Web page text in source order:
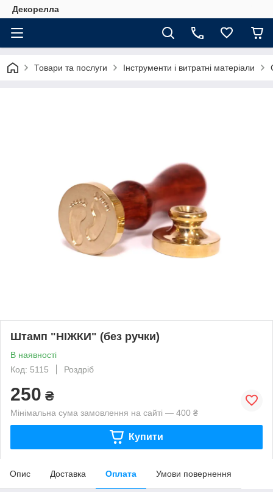
Декорелла
Товари та послуги Інструменти і витратні матеріали
Штамп "НІЖКИ" (без ручки)
В наявності
Код: 5115
Роздріб
250 ₴
Мінімальна сума замовлення на сайті — 400 ₴
Купити
Опис Доставка Оплата Умови повернення